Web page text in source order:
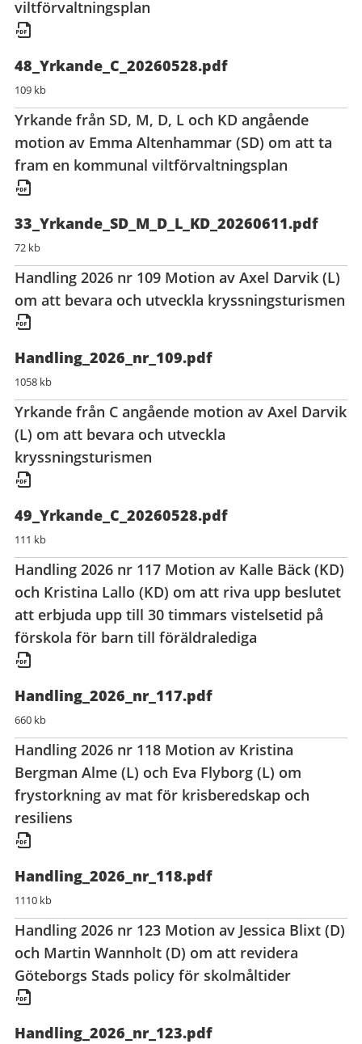
viltförvaltningsplan
48_Yrkande_C_20260528.pdf
109 kb
Yrkande från SD, M, D, L och KD angående
motion av Emma Altenhammar (SD) om att ta
fram en kommunal viltförvaltningsplan
33_Yrkande_SD_M_D_L_KD_20260611.pdf
72 kb
Handling 2026 nr 109 Motion av Axel Darvik (L)
om att bevara och utveckla kryssningsturismen
Handling_2026_nr_109.pdf
1058 kb
Yrkande från C angående motion av Axel Darvik
(L) om att bevara och utveckla
kryssningsturismen
49_Yrkande_C_20260528.pdf
111 kb
Handling 2026 nr 117 Motion av Kalle Bäck (KD)
och Kristina Lallo (KD) om att riva upp beslutet
att erbjuda upp till 30 timmars vistelsetid på
förskola för barn till föräldralediga
Handling_2026_nr_117.pdf
660 kb
Handling 2026 nr 118 Motion av Kristina
Bergman Alme (L) och Eva Flyborg (L) om
frystorkning av mat för krisberedskap och
resiliens
Handling_2026_nr_118.pdf
1110 kb
Handling 2026 nr 123 Motion av Jessica Blixt (D)
och Martin Wannholt (D) om att revidera
Göteborgs Stads policy för skolmåltider
Handling_2026_nr_123.pdf